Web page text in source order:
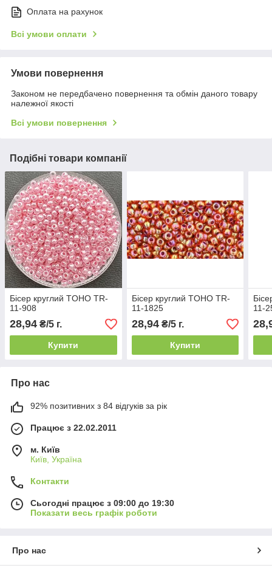
Оплата на рахунок
Всі умови оплати
Умови повернення
Законом не передбачено повернення та обмін даного товару
належної якості
Всі умови повернення
Подібні товари компанії
Бісер круглий TOHO TR-
11-908
28,94 ₴/5 г.
Купити
Бісер круглий TOHO TR-
11-1825
28,94₴/5 г.
Купити
11-
Про нас
92% позитивних з 84 відгуків за рік
Працює з 22.02.2011
м. Київ
Київ, Україна
Контакти
Сьогодні працює з 09:00 до 19:30
Показати весь графік роботи
Про нас